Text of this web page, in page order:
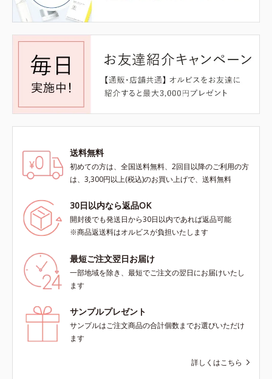
送料無料
初めての方は、全国送料無料、2回目以降のご利用の方
は、3,300円以上(税込)のお買い上げで、送料無料
30日以内なら返品OK
開封後でも発送日から30日以内であれば返品可能
※商品返送料はオルビスが負担いたします
最短ご注文翌日お届け
一部地域を除き、最短でご注文の翌日にお届けいたし
ます
サンプルプレゼント
サンプルはご注文商品の合計個数までお選びいただけ
ます
詳しくはこちら